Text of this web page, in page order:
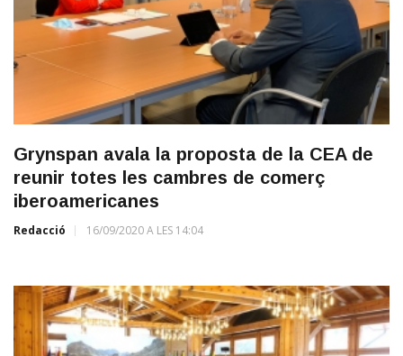
Grynspan avala la proposta de la CEA de
reunir totes les cambres de comerç
iberoamericanes
Redacció 16/09/2020 A LES 14:04